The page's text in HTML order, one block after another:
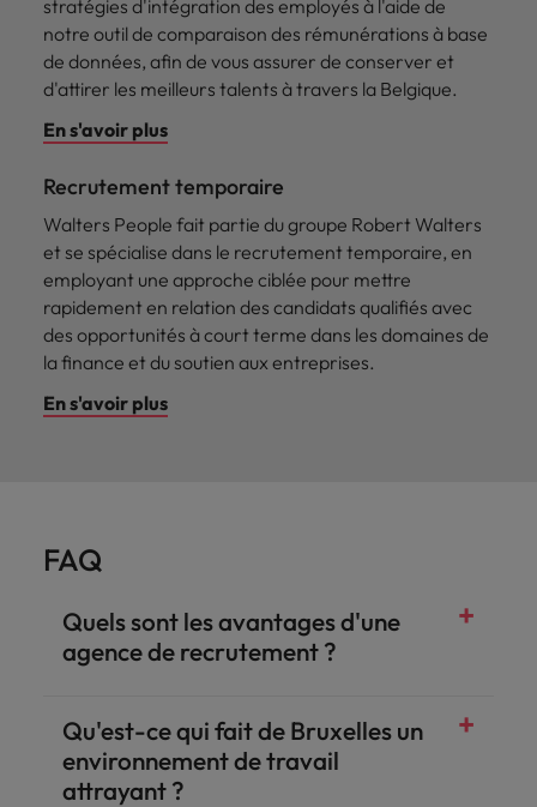
stratégies d'intégration des employés à l'aide de
notre outil de comparaison des rémunérations à base
de données, afin de vous assurer de conserver et
d'attirer les meilleurs talents à travers la Belgique.
En s'avoir plus
Recrutement temporaire
Walters People fait partie du groupe Robert Walters
et se spécialise dans le recrutement temporaire, en
employant une approche ciblée pour mettre
rapidement en relation des candidats qualifiés avec
des opportunités à court terme dans les domaines de
la finance et du soutien aux entreprises.
En s'avoir plus
FAQ
Quels sont les avantages d'une
agence de recrutement ?
Qu'est-ce qui fait de Bruxelles un
environnement de travail
attrayant ?